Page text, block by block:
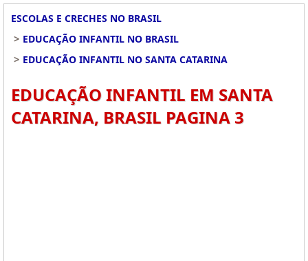
ESCOLAS E CRECHES NO BRASIL
> EDUCAÇÃO INFANTIL NO BRASIL
> EDUCAÇÃO INFANTIL NO SANTA CATARINA
EDUCAÇÃO INFANTIL EM SANTA
CATARINA, BRASIL PAGINA 3